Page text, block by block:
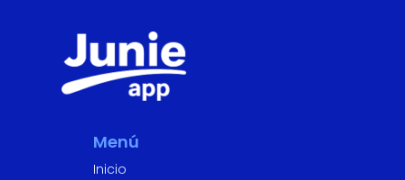
Menú
Inicio